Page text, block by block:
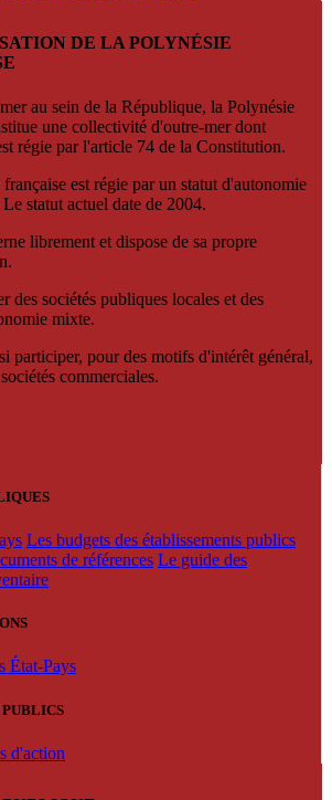
DE LA POLYNÉSIE
au sein de la République, la Polynésie
une collectivité d'outre-mer dont
régie par l'article 74 de la Constitution.
est régie par un statut d'autonomie
statut actuel date de 2004.
librement et dispose de sa propre
des sociétés publiques locales et des
mixte.
participer, pour des motifs d'intérêt général,
commerciales.
Les budgets des établissements publics
de références Le guide des
État-Pays
PUBLICS
d'action